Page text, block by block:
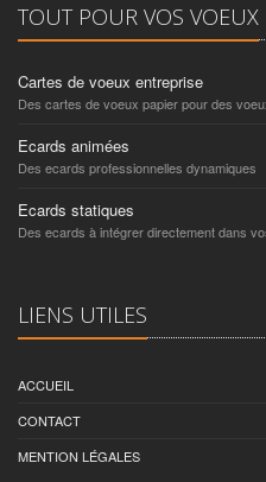
TOUT POUR VOS VOEUX
Cartes de voeux entreprise
Des cartes de voeux papier pour des
Ecards animées
Des ecards professionnelles dynamiques
Ecards statiques
Des ecards à intégrer directement dans
LIENS UTILES
ACCUEIL
CONTACT
MENTION LÉGALES